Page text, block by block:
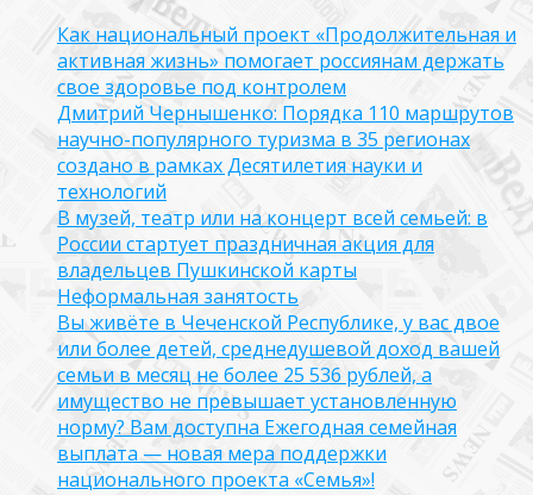
Как национальный проект «Продолжительная и
активная жизнь» помогает россиянам держать
свое здоровье под контролем
Дмитрий Чернышенко: Порядка 110 маршрутов
научно-популярного туризма в 35 регионах
создано в рамках Десятилетия науки и
технологий
В музей, театр или на концерт всей семьей: в
России стартует праздничная акция для
владельцев Пушкинской карты
Неформальная занятость
Вы живёте в Чеченской Республике, у вас двое
или более детей, среднедушевой доход вашей
семьи в месяц не более 25 536 рублей, а
имущество не превышает установленную
норму? Вам доступна Ежегодная семейная
выплата — новая мера поддержки
национального проекта «Семья»!